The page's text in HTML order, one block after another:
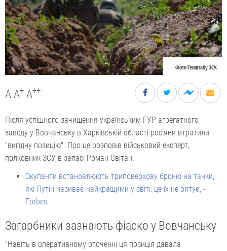
Фото Генштабу ЗСУ.
A A+ A++
Після успішного зачищення українським ГУР агрегатного
заводу у Вовчанську в Харківській області росіяни втратили
"вигідну позицію". Про це розповів військовий експерт,
полковник ЗСУ в запасі Роман Світан.
Окупанти встановлюють триповерхову броню на танки,
які Путін називає найкращими у світі: це їх не рятує, -
Forbes
Загарбники зазнають фіаско у Вовчанську
"Навіть в оперативному оточенні ця позиція давала